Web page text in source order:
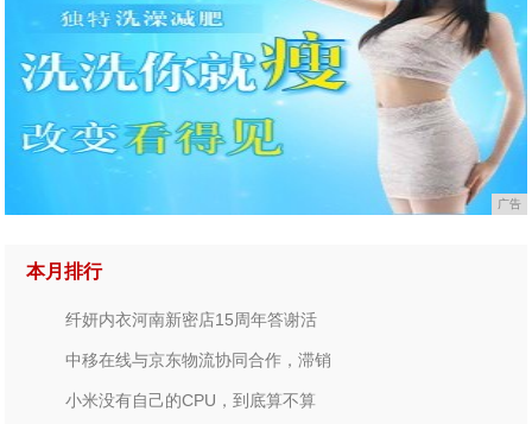
广告
本月排行
纤妍内衣河南新密店15周年答谢活
中移在线与京东物流协同合作，滞销
小米没有自己的CPU，到底算不算